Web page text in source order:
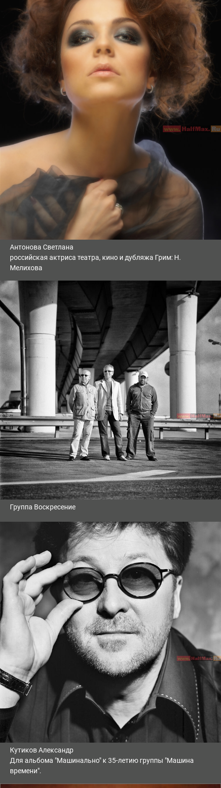
Антонова Светлана
российская актриса театра, кино и дубляжа Грим: Н.
Мелихова
Группа Воскресение
Кутиков Александр
Для альбома "Машинально" к 35-летию группы "Машина
времени".